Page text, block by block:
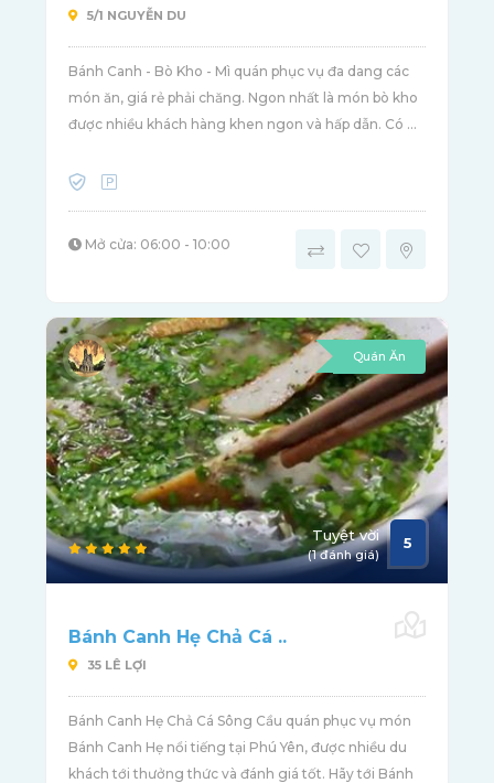
5/1 NGUYỄN DU
Bánh Canh - Bò Kho - Mì quán phục vụ đa dang các
món ăn, giá rẻ phải chăng. Ngon nhất là món bò kho
được nhiều khách hàng khen ngon và hấp dẫn. Có ...
Mở cửa: 06:00 - 10:00
Quán Ăn
Tuyệt vời
(1 đánh giá)
5
Bánh Canh Hẹ Chả Cá ..
35 LÊ LỢI
Bánh Canh Hẹ Chả Cá Sông Cầu quán phục vụ món
Bánh Canh Hẹ nổi tiếng tại Phú Yên, được nhiều du
khách tới thưởng thức và đánh giá tốt. Hãy tới Bánh